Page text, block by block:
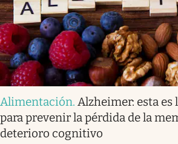
Alimentación. Alzheimer: esta es
para prevenir la pérdida de la
deterioro cognitivo